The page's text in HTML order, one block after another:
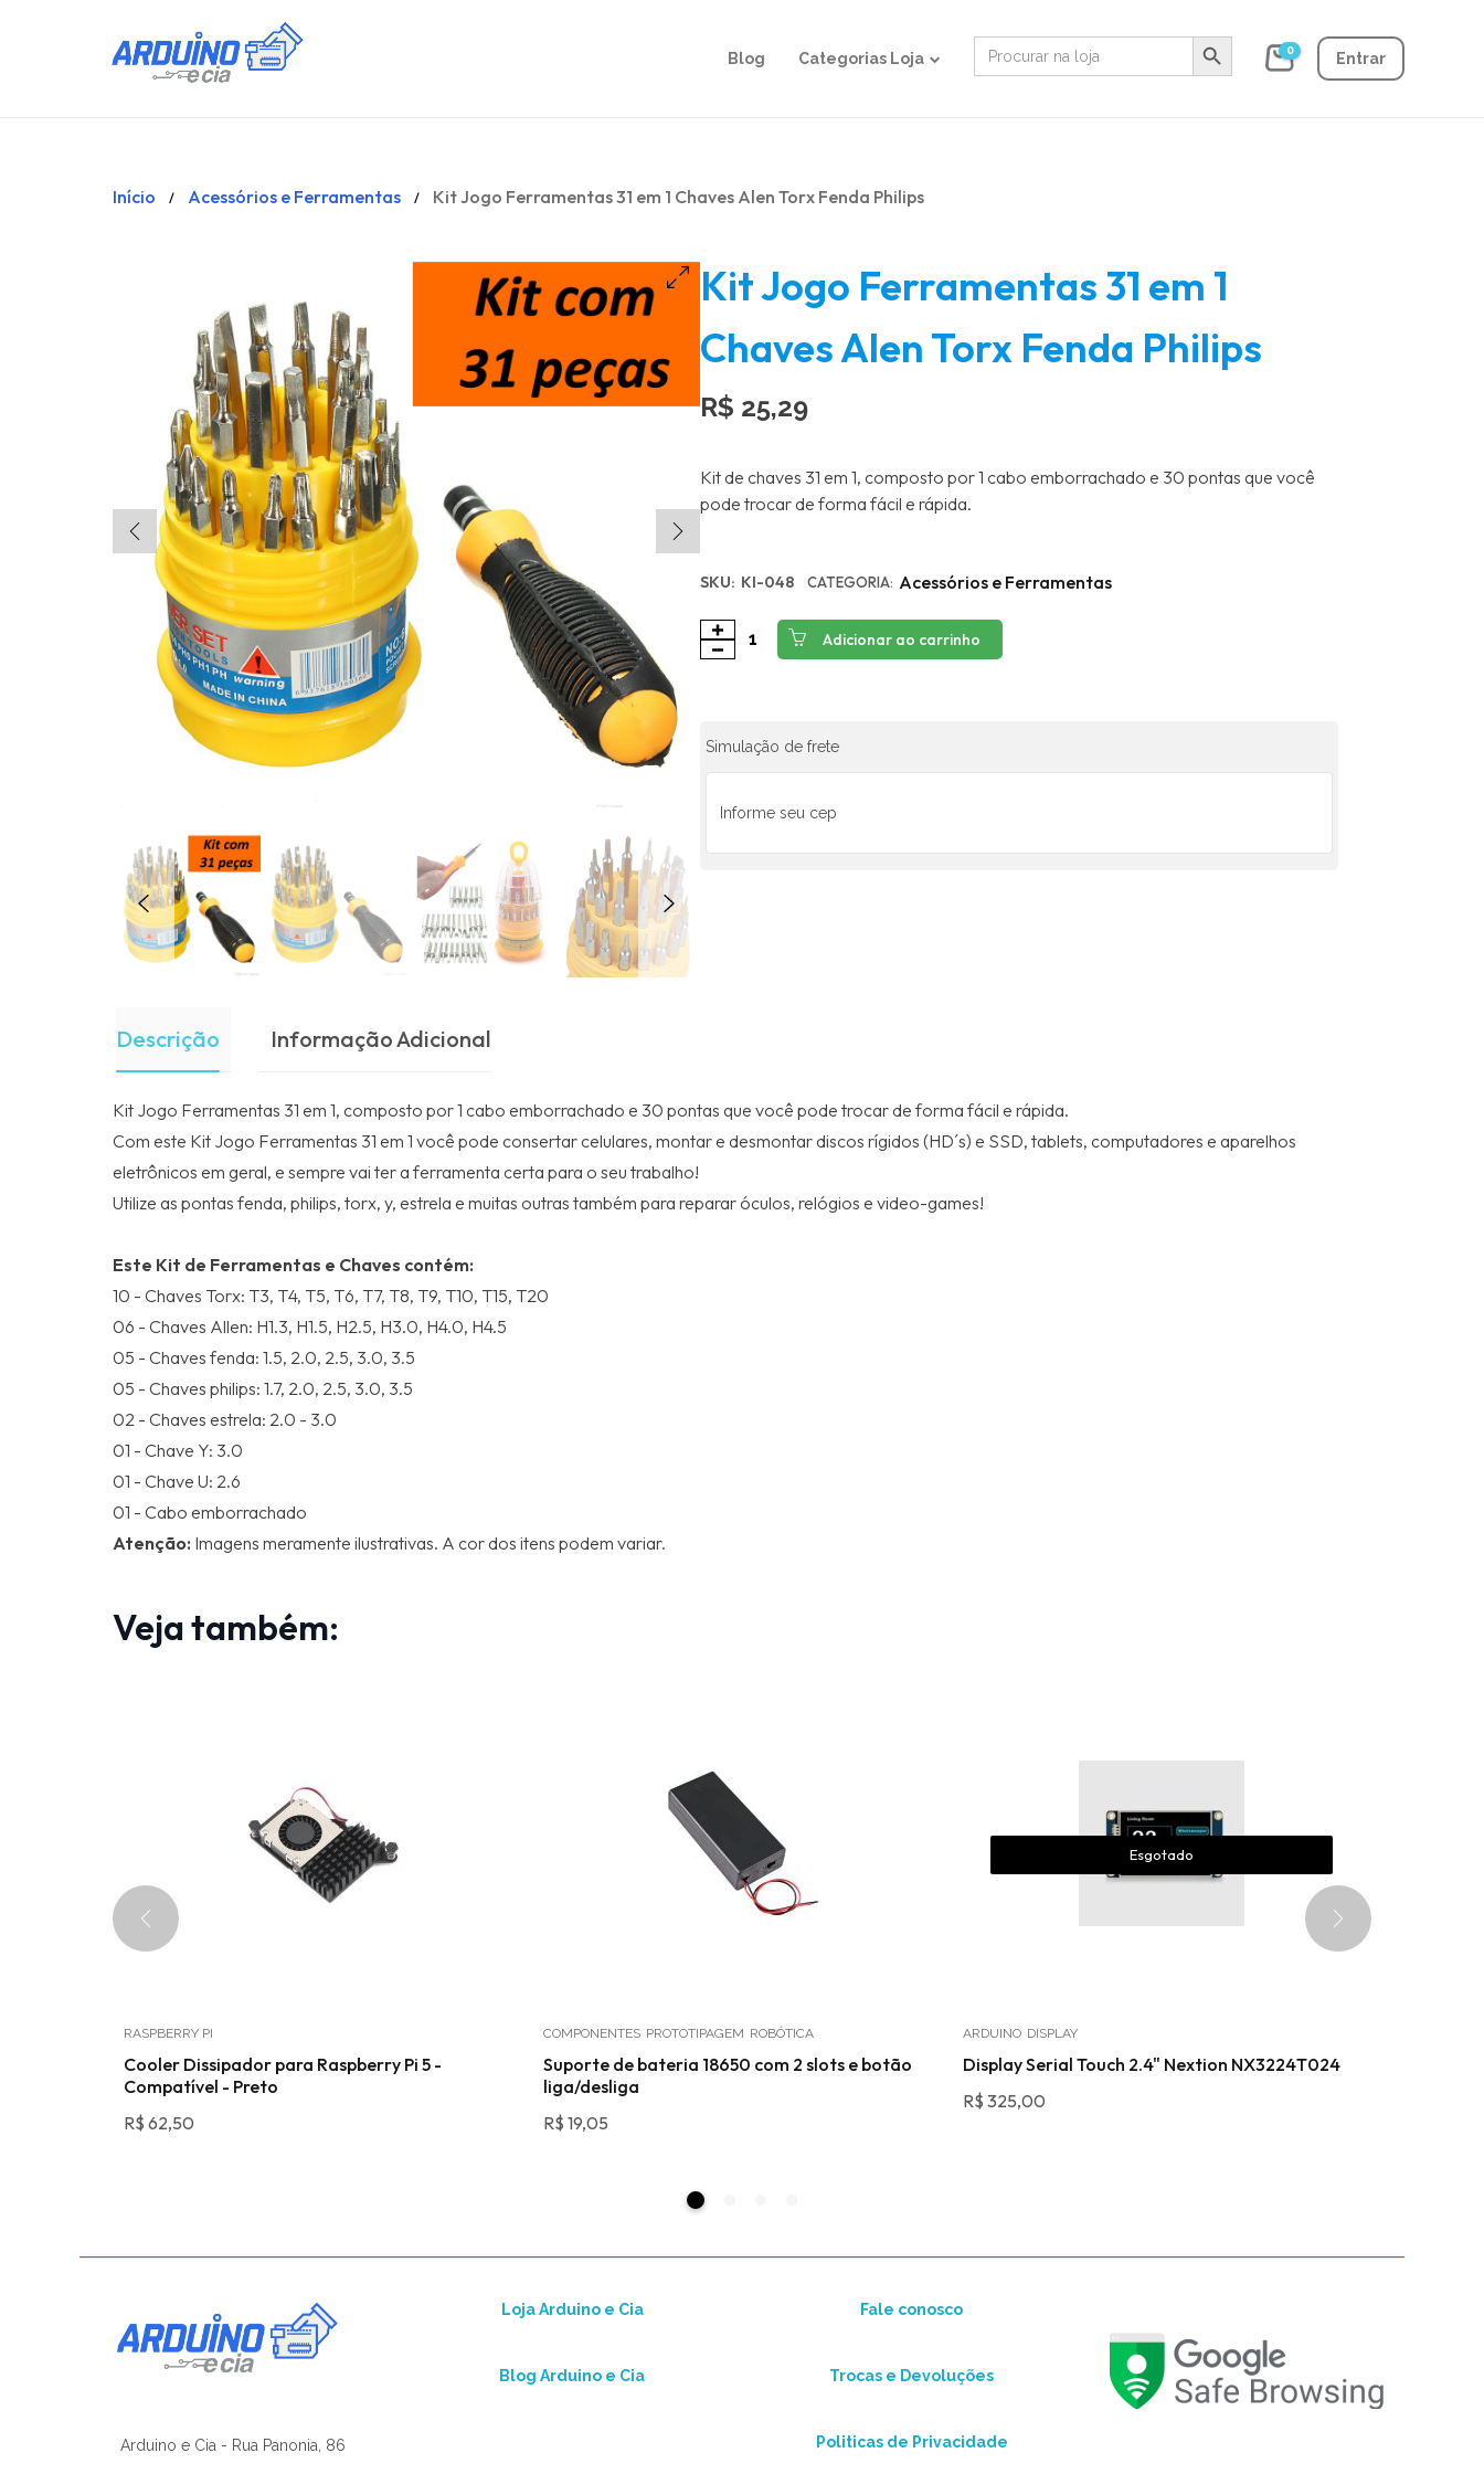
Blog Categorias Loja
Search
for:
Search Button
0 Entrar
Início / Acessórios e Ferramentas / Kit Jogo Ferramentas 31 em 1 Chaves Alen Torx Fenda Philips
Kit Jogo Ferramentas 31 em 1
Chaves Alen Torx Fenda Philips
R$ 25,29
Kit de chaves 31 em 1, composto por 1 cabo emborrachado e 30 pontas que você
pode trocar de forma fácil e rápida.
SKU: KI-048 CATEGORIA: Acessórios e Ferramentas
Adicionar ao carrinho
Simulação de frete
Descrição Informação Adicional
Kit Jogo Ferramentas 31 em 1, composto por 1 cabo emborrachado e 30 pontas que você pode trocar de forma fácil e rápida.
Com este Kit Jogo Ferramentas 31 em 1 você pode consertar celulares, montar e desmontar discos rígidos (HD´s) e SSD, tablets, computadores e aparelhos
eletrônicos em geral, e sempre vai ter a ferramenta certa para o seu trabalho!
Utilize as pontas fenda, philips, torx, y, estrela e muitas outras também para reparar óculos, relógios e video-games!
Este Kit de Ferramentas e Chaves contém:
10 - Chaves Torx: T3, T4, T5, T6, T7, T8, T9, T10, T15, T20
06 - Chaves Allen: H1.3, H1.5, H2.5, H3.0, H4.0, H4.5
05 - Chaves fenda: 1.5, 2.0, 2.5, 3.0, 3.5
05 - Chaves philips: 1.7, 2.0, 2.5, 3.0, 3.5
02 - Chaves estrela: 2.0 - 3.0
01 - Chave Y: 3.0
01 - Chave U: 2.6
01 - Cabo emborrachado
Atenção: Imagens meramente ilustrativas. A cor dos itens podem variar.
Veja também:
RASPBERRY PI
Cooler Dissipador para Raspberry Pi 5 -
Compatível - Preto
R$ 62,50
COMPONENTES PROTOTIPAGEM ROBÓTICA
Suporte de bateria 18650 com 2 slots e botão
liga/desliga
R$ 19,05
Esgotado
ARDUINO DISPLAY
Display Serial Touch 2.4" Nextion NX3224T024
R$ 325,00
Arduino e Cia - Rua Panonia, 86
Loja Arduino e Cia
Blog Arduino e Cia
Fale conosco
Trocas e Devoluções
Politicas de Privacidade